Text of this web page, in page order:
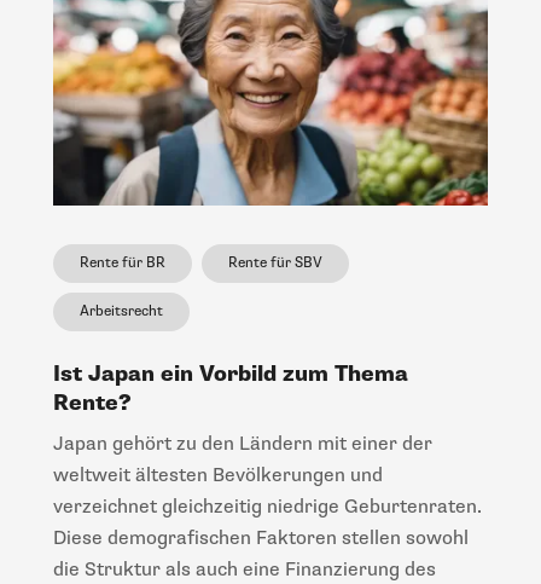
Rente für BR Rente für SBV
Arbeitsrecht
Ist Japan ein Vorbild zum Thema
Rente?
Japan gehört zu den Ländern mit einer der
weltweit ältesten Bevölkerungen und
verzeichnet gleichzeitig niedrige Geburtenraten.
Diese demografischen Faktoren stellen sowohl
die Struktur als auch eine Finanzierung des